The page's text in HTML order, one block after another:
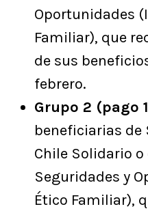
Oportunidades
Familiar), que
de sus
febrero.
Grupo 2 (pago
beneficiarias de
Chile Solidario
Seguridades y
Ético Familiar),